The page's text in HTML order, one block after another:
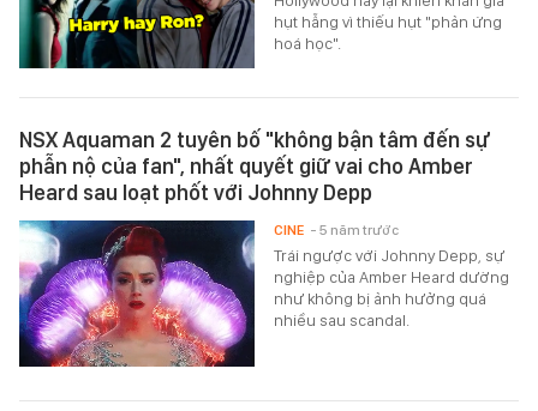
hụt hẫng vì thiếu hụt "phản ứng
hoá học".
NSX Aquaman 2 tuyên bố "không bận tâm đến sự
phẫn nộ của fan", nhất quyết giữ vai cho Amber
Heard sau loạt phốt với Johnny Depp
Trái ngược với Johnny Depp, sự
nghiệp của Amber Heard dường
như không bị ảnh hưởng quá
nhiều sau scandal.
CINE - 5 năm trước